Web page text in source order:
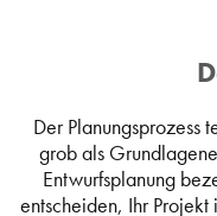
Der Planungsprozess
grob als
Entwurfsplanung
entscheiden, Ihr